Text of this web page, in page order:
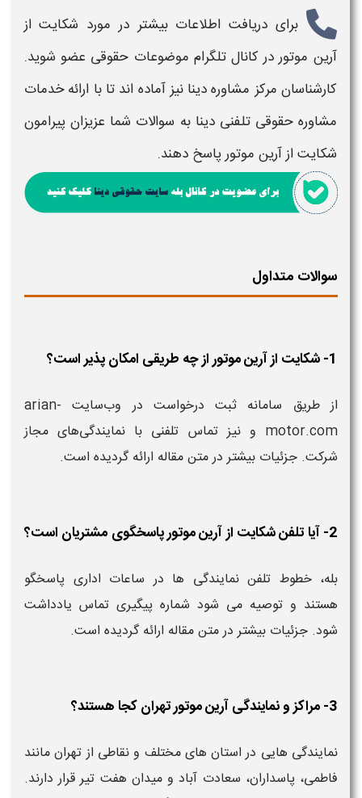
برای دریافت اطلاعات بیشتر در مورد شکایت از
آرین موتور در کانال تلگرام موضوعات حقوقی عضو شوید.
کارشناسان مرکز مشاوره دینا نیز آماده اند تا با ارائه خدمات
مشاوره حقوقی تلفنی دینا به سوالات شما عزیزان پیرامون
شکایت از آرین موتورپاسخ دهند.
سوالات متداول
1- شکایت از آرین موتور از چه طریقی امکان پذیر است؟
از طریق سامانه ثبت درخواست در وب‌سایت arian-
motor.com و نیز تماس تلفنی با نمایندگی‌های مجاز
شرکت. جزئیات بیشتر در متن مقاله ارائه گردیده است.
2- آیا تلفن شکایت از آرین موتور پاسخگوی مشتریان است؟
بله، خطوط تلفن نمایندگی‌ ها در ساعات اداری پاسخگو
هستند و توصیه می‌ شود شماره پیگیری تماس یادداشت
شود. جزئیات بیشتر در متن مقاله ارائه گردیده است.
3- مراکز و نمایندگی آرین موتور تهران کجا هستند؟
نمایندگی‌ هایی در استان های مختلف و نقاطی از تهران مانند
فاطمی، پاسداران، سعادت‌ آباد و میدان هفت تیر قرار دارند.